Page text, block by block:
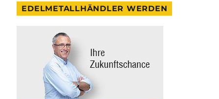
EDELMETALLHÄNDLER WERDEN